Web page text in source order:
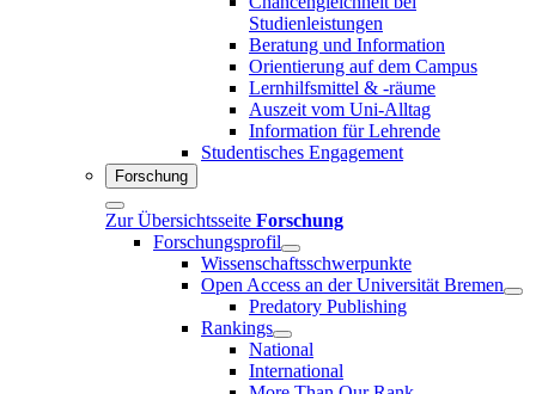
Studienleistungen
Beratung und Information
Orientierung auf dem Campus
Lernhilfsmittel & -räume
Auszeit vom Uni-Alltag
Information für Lehrende
Studentisches Engagement
Forschung
Zur Übersichtsseite Forschung
Forschungsprofil
Wissenschaftsschwerpunkte
Open Access an der Universität Bremen
Predatory Publishing
Rankings
National
International